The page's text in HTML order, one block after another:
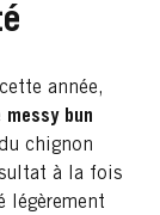
année,
messy bun
chignon
à la fois
légèrement